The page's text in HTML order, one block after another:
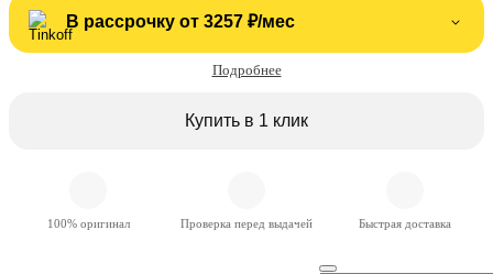
В рассрочку от 3257 ₽/мес
Подробнее
Купить в 1 клик
100% оригинал Проверка перед выдачей Быстрая доставка